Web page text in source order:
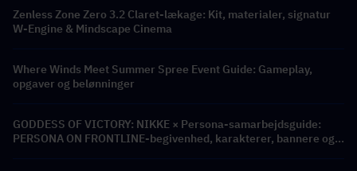
Zenless Zone Zero 3.2 Claret-lækage: Kit, materialer, signatur
W-Engine & Mindscape Cinema
Where Winds Meet Summer Spree Event Guide: Gameplay,
opgaver og belønninger
GODDESS OF VICTORY: NIKKE × Persona-samarbejdsguide:
PERSONA ON FRONTLINE-begivenhed, karakterer, bannere og